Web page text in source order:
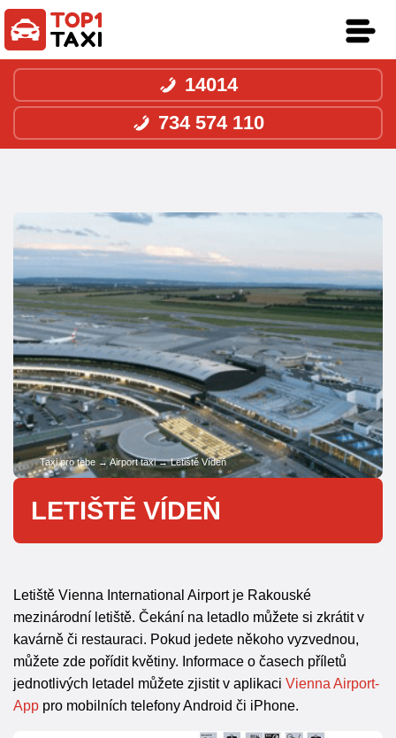
14014
734 574 110
Taxi pro tebe →Airport taxi→Letiště Vídeň
LETIŠTĚ VÍDEŇ
Letiště Vienna International Airport je Rakouské
mezinárodní letiště. Čekání na letadlo můžete si zkrátit v
kavárně či restauraci. Pokud jedete někoho vyzvednou,
můžete zde pořídit květiny. Informace o časech příletů
jednotlivých letadel můžete zjistit v aplikaci Vienna Airport-
App pro mobilních telefony Android či iPhone.